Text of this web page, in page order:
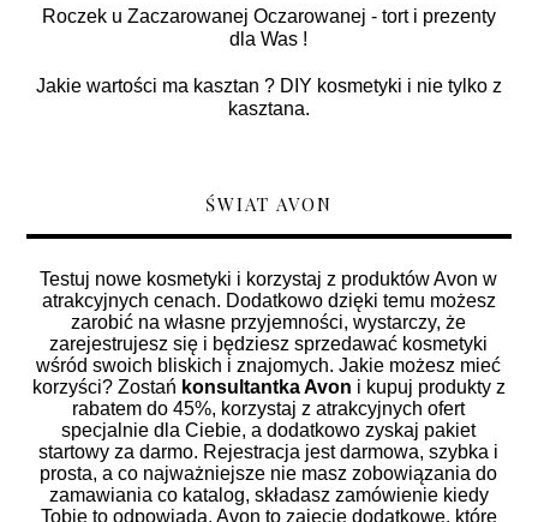
Roczek u Zaczarowanej Oczarowanej - tort i prezenty
dla Was !
Jakie wartości ma kasztan ? DIY kosmetyki i nie tylko z
kasztana.
ŚWIAT AVON
Testuj nowe kosmetyki i korzystaj z produktów Avon w
atrakcyjnych cenach. Dodatkowo dzięki temu możesz
zarobić na własne przyjemności, wystarczy, że
zarejestrujesz się i będziesz sprzedawać kosmetyki
wśród swoich bliskich i znajomych. Jakie możesz mieć
korzyści? Zostań konsultantka Avon i kupuj produkty z
rabatem do 45%, korzystaj z atrakcyjnych ofert
specjalnie dla Ciebie, a dodatkowo zyskaj pakiet
startowy za darmo. Rejestracja jest darmowa, szybka i
prosta, a co najważniejsze nie masz zobowiązania do
zamawiania co katalog, składasz zamówienie kiedy
Tobie to odpowiada. Avon to zajęcie dodatkowe, które